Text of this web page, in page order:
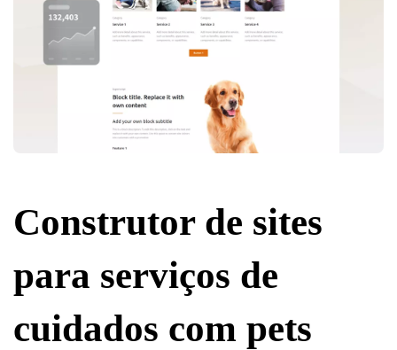
Construtor de sites
para serviços de
cuidados com pets